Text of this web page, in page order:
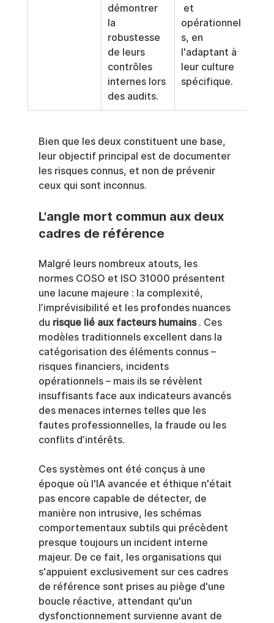
démontrer
la
robustesse
de leurs
contrôles
internes lors
des audits.
et
opérationnel
s, en
l'adaptant à
leur culture
spécifique.
Bien que les deux constituent une base,
leur objectif principal est de documenter
les risques connus, et non de prévenir
ceux qui sont inconnus.
L'angle mort commun aux deux
cadres de référence
Malgré leurs nombreux atouts, les
normes COSO et ISO 31000 présentent
une lacune majeure : la complexité,
l’imprévisibilité et les profondes nuances
du risque lié aux facteurs humains . Ces
modèles traditionnels excellent dans la
catégorisation des éléments connus –
risques financiers, incidents
opérationnels – mais ils se révèlent
insuffisants face aux indicateurs avancés
des menaces internes telles que les
fautes professionnelles, la fraude ou les
conflits d’intérêts.
Ces systèmes ont été conçus à une
époque où l'IA avancée et éthique n'était
pas encore capable de détecter, de
manière non intrusive, les schémas
comportementaux subtils qui précèdent
presque toujours un incident interne
majeur. De ce fait, les organisations qui
s'appuient exclusivement sur ces cadres
de référence sont prises au piège d'une
boucle réactive, attendant qu'un
dysfonctionnement survienne avant de